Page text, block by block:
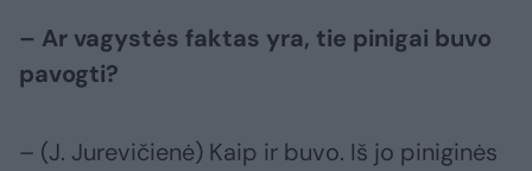
– Ar vagystės faktas yra, tie pinigai buvo
pavogti?
– (J. Jurevičienė) Kaip ir buvo. Iš jo piniginės